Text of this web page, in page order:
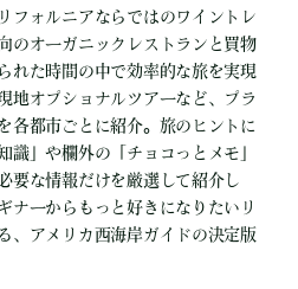
フォルニアならではのワイントレ
のオーガニックレストランと買物
れた時間の中で効率的な旅を実現
地オプショナルツアーなど、プラ
各都市ごとに紹介。旅のヒントに
識」や欄外の「チョコっとメモ」
要な情報だけを厳選して紹介し
ナーからもっと好きになりたいリ
、アメリカ西海岸ガイドの決定版